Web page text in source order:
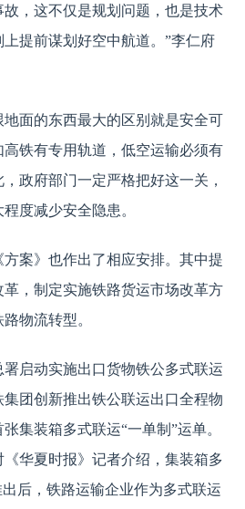
，这不仅是规划问题，也是技术
提前谋划好空中航道。”李仁府
面的东西最大的区别就是安全可
铁有专用轨道，低空运输必须有
政府部门一定严格把好这一关，
度减少安全隐患。
案》也作出了相应安排。其中提
，制定实施铁路货运市场改革方
物流转型。
启动实施出口货物铁公多式联运
团创新推出铁公联运出口全程物
集装箱多式联运“一单制”运单。
华夏时报》记者介绍，集装箱多
后，铁路运输企业作为多式联运